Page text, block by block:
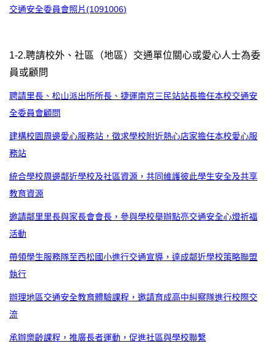
交通安全委員會照片(1091006)
1-2.聘請校外、社區（地區）交通單位關心或愛心人士為委
員或顧問
聘請里長、松山派出所所長、捷運南京三民站站長擔任本校交通安
全委員會顧問
建構校園周邊愛心服務站，徵求學校附近熱心店家擔任本校愛心服
務站
統合學校周邊鄰近學校及社區資源，共同維護彼此學生安全及共享
教育資源
邀請鄰里里長與家長會會長，參與學校舉辦點亮交通安全心燈祈福
活動
帶領學生服務隊至西松國小進行交通宣導，達成鄰近學校策略聯盟
執行
辦理地區交通安全教育體驗課程，邀請育成高中糾察隊進行校際交
流
承辦樂齡課程，推廣長者運動，促進社區與學校聯繫